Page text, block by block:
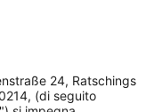
24, Ratschings
(di seguito